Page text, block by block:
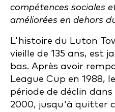
compétences sociales
améliorées en dehors
L'histoire du Luton
vieille de 135 ans, est
bas. Après avoir
League Cup en 1988,
période de déclin
2000, jusqu'à quitter